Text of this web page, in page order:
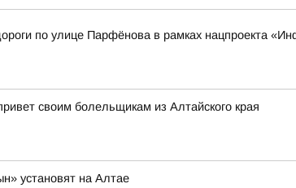
по улице Парфёнова в рамках нацпроекта
своим болельщикам из Алтайского края
установят на Алтае